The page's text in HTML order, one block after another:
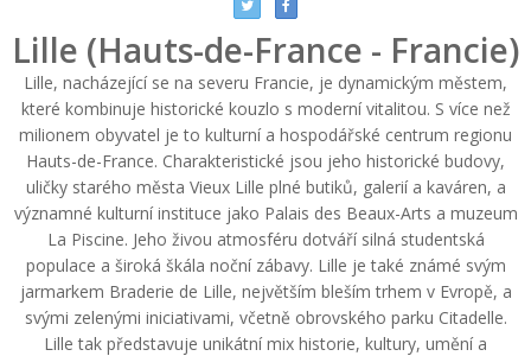
Lille (Hauts-de-France - Francie)
Lille, nacházející se na severu Francie, je dynamickým městem,
které kombinuje historické kouzlo s moderní vitalitou. S více než
milionem obyvatel je to kulturní a hospodářské centrum regionu
Hauts-de-France. Charakteristické jsou jeho historické budovy,
uličky starého města Vieux Lille plné butiků, galerií a kaváren, a
významné kulturní instituce jako Palais des Beaux-Arts a muzeum
La Piscine. Jeho živou atmosféru dotváří silná studentská
populace a široká škála noční zábavy. Lille je také známé svým
jarmarkem Braderie de Lille, největším bleším trhem v Evropě, a
svými zelenými iniciativami, včetně obrovského parku Citadelle.
Lille tak představuje unikátní mix historie, kultury, umění a